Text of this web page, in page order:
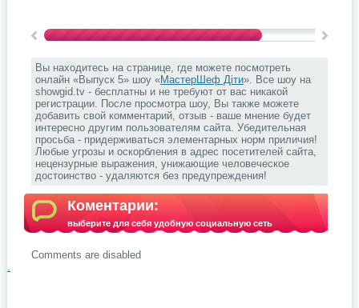
Вы находитесь на странице, где можете посмотреть
онлайн «Выпуск 5» шоу «МастерШеф Діти». Все шоу на
showgid.tv - бесплатны и не требуют от вас никакой
регистрации. После просмотра шоу, Вы также можете
добавить свой комментарий, отзыв - ваше мнение будет
интересно другим пользователям сайта. Убедительная
просьба - придерживаться элементарных норм приличия!
Любые угрозы и оскорбления в адрес посетителей сайта,
нецензурные выражения, унижающие человеческое
достоинство - удаляются без предупреждения!
Коментарии:
выберите для себя удобную социальную сеть
Comments are disabled
.